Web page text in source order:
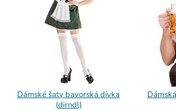
Dámské šaty bavorská dívka
(dirndl)